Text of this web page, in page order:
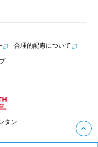
合理的配慮について
タン